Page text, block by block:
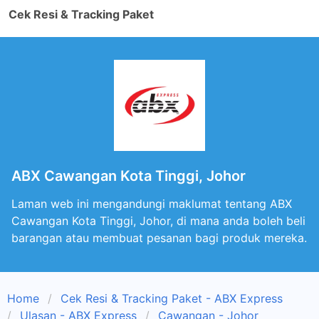
Cek Resi & Tracking Paket
ABX Cawangan Kota Tinggi, Johor
Laman web ini mengandungi maklumat tentang ABX
Cawangan Kota Tinggi, Johor, di mana anda boleh beli
barangan atau membuat pesanan bagi produk mereka.
Home
Cek Resi & Tracking Paket - ABX Express
Ulasan - ABX Express
Cawangan - Johor